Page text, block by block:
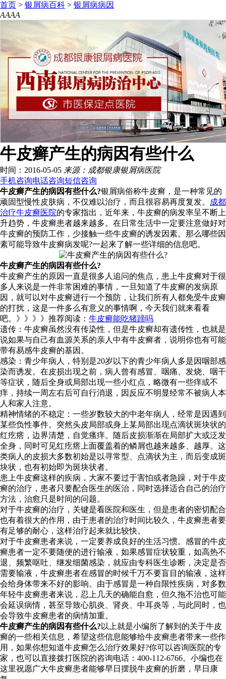
首页 > 银屑病百科 > 银屑病病因
AAAA
牛皮癣产生的病因有些什么
时间：2016-05-05 来源：成都银康银屑病医院
手机咨询电话咨询短信咨询
牛皮癣产生的病因有些什么?银屑病俗称牛皮癣，是一种常见的
顽固型慢性皮肤病，不仅难以治疗，而且很容易再度复发。
成都
治疗牛皮癣医院的专家指出，近年来，牛皮癣的病发率呈不断上
升趋势，牛皮癣患者越来越多。在日常生活中一定要注意做好对
牛皮癣的预防工作，少接触一些牛皮癣的诱发因素。那么哪些因
素可能导致牛皮癣病发呢?一起来了解一些详细的信息吧。
牛皮癣产生的病因有些什么?
牛皮癣产生的原因一直是很多人追问的焦点，患上牛皮癣对于很
多人来说是一件非常困难的事情，一旦知道了牛皮癣的发病原
因，就可以对牛皮癣进行一个预防，让我们所有人都免受牛皮癣
的打扰，这是一件多么有意义的事情啊，今天我们就来看看
吧。》》》》推荐阅读： 牛皮癣能吃猪蹄吗
遗传：牛皮癣虽然没有传染性，但是牛皮癣却有遗传性，也就是
说如果与自己有血源关系的亲人中有牛皮癣者，说明你也有可能
带有易感牛皮癣的基因。
感染：青少年病人，特别是20岁以下的青少年病人多是因咽部感
染而诱发。在皮损出现之前，病人曾有感冒、咽痛、发烧、咽干
等症状，随后全身或局部出现一些小红点，略微有一些痒或不
痒，持续一周左右后可自行消退，因反应不明显经常不被病人本
人和家人注意。
精神情绪的不稳定：一些岁数较大的中老年病人，经常是因遇到
某些负性事件。突然头皮局部或身上某局部出现点滴状斑块状的
红疙瘩，边界清楚，自觉瘙痒。随后皮损渐渐在局部扩大或泛发
全身，同时可见红疙瘩上面覆盖着的鳞屑也越来越多、越厚。这
类病人的皮损大多数初始是以寻常型、点滴状为主，而后变成斑
块状，也有初始即为斑块状者。
患上牛皮癣这样的疾病，大家不要过于害怕或者急躁，对于牛皮
癣的治疗，患者只要配合医生的医治，同时选择适合自己的治疗
方法，治愈只是时间的问题。
对于牛皮癣的治疗，关键是看医院和医生，但是患者的密切配合
也有着很大的作用，由于患者的治疗时间比较久，牛皮癣患者要
有足够的耐心，这样治疗起来就比较快。
对于牛皮癣患者来说，一定要养成良好的生活习惯。感冒的牛皮
癣患者一定不要随便的进行输液，如果感冒症状较重，如高热不
退、频繁呕吐、继发细菌感染，就应由专科医生诊断，决定是否
需要输液，牛皮癣患者在感冒的时候千万不要盲目的输液，这样
会给身体带来不好的影响。由于感冒是一种自限性疾病，对多数
年轻牛皮癣患者来说，忍上几天的确能自愈，但久拖不治也可能
会延误病情，甚至导致心肌炎、肾炎、中耳炎等，与此同时，也
会导致牛皮癣患者的病情加重。
牛皮癣产生的病因有些什么? 以上就是小编所了解到的关于牛皮
癣的一些相关信息，希望这些信息能够给牛皮癣患者带来一些作
用，如果你想知道牛皮癣怎么治疗效果好?你可以咨询医院的专
家，也可以直接拨打医院的咨询电话：400-112-6766。小编也在
这里祝愿广大牛皮癣患者能够早日摆脱牛皮癣的折磨，早日康